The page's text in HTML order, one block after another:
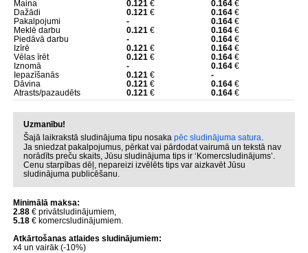
Maina
0.121€ 0.164€
Dažādi
0.121€ 0.164€
Pakalpojumi
- 0.164€
Meklē darbu
0.121€ 0.164€
Piedāvā darbu
- 0.164€
Izīrē
0.121€ 0.164€
Vēlas īrēt
0.121€ 0.164€
Iznomā
- 0.164€
Iepazīšanās
0.121€
-
Dāvina
0.121€ 0.164€
Atrasts/pazaudēts
0.121€ 0.164€
Uzmanību!
Šajā laikrakstā sludinājuma tipu nosaka pēc sludinājuma satura.
Ja sniedzat pakalpojumus, pērkat vai pārdodat vairumā un tekstā nav
norādīts preču skaits, Jūsu sludinājuma tips ir ‘Komercsludinājums’.
Cenu starpības dēļ, nepareizi izvēlēts tips var aizkavēt Jūsu
sludinājuma publicēšanu.
Minimālā maksa:
2.88€ privātsludinājumiem,
5.18€ komercsludinājumiem.
Atkārtošanas atlaides sludinājumiem:
x4 un vairāk (-10%)